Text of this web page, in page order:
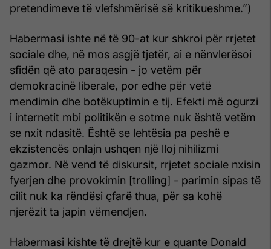
pretendimeve të vlefshmërisë së kritikueshme.”)
Habermasi ishte në të 90-at kur shkroi për rrjetet
sociale dhe, në mos asgjë tjetër, ai e nënvlerësoi
sfidën që ato paraqesin - jo vetëm për
demokracinë liberale, por edhe për vetë
mendimin dhe botëkuptimin e tij. Efekti më ogurzi
i internetit mbi politikën e sotme nuk është vetëm
se nxit ndasitë. Është se lehtësia pa peshë e
ekzistencës onlajn ushqen një lloj nihilizmi
gazmor. Në vend të diskursit, rrjetet sociale nxisin
fyerjen dhe provokimin [trolling] - parimin sipas të
cilit nuk ka rëndësi çfarë thua, për sa kohë
njerëzit ta japin vëmendjen.
Habermasi kishte të drejtë kur e quante Donald